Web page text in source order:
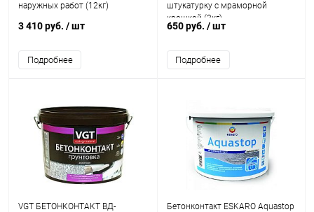
наружных работ (12кг)
3 410 руб. / шт
Подробнее
штукатурку с мраморной
крошкой (3кг)
650 руб. / шт
Подробнее
VGT БЕТОНКОНТАКТ ВД-
Бетонконтакт ESKARO Aquastop